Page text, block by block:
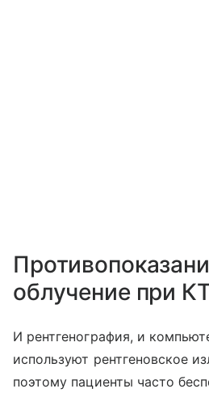
облучение при
И рентгенография, и
используют рентгеновское
поэтому пациенты часто